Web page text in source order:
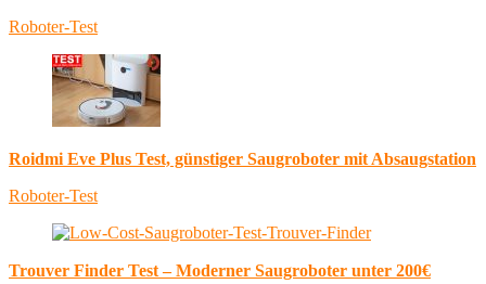
Roboter-Test
Roidmi Eve Plus Test, günstiger Saugroboter mit Absaugstation
Roboter-Test
Trouver Finder Test – Moderner Saugroboter unter 200€